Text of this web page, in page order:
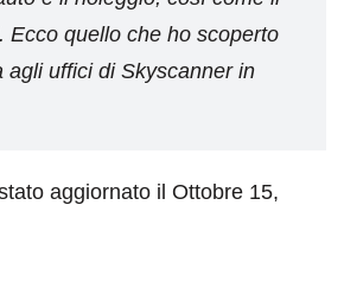
Ecco quello che ho scoperto
agli uffici di Skyscanner in
aggiornato il Ottobre 15,